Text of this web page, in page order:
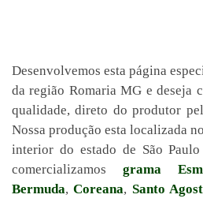
Desenvolvemos esta página
da região Romaria MG e deseja
qualidade, direto do produtor
Nossa produção esta localizada
interior do estado de São
comercializamos grama
Bermuda,Coreana, Santo